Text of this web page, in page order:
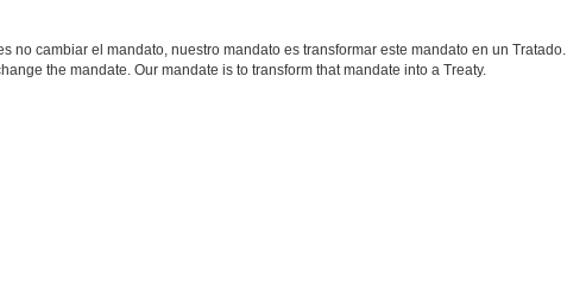
no cambiar el mandato, nuestro mandato es transformar este mandato en un Tratado.
the mandate. Our mandate is to transform that mandate into a Treaty.